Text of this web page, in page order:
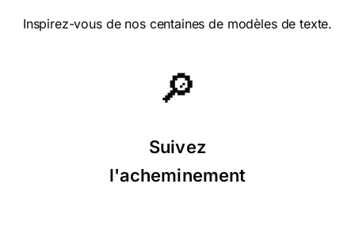
son côté ancien
Inspirez-vous de nos centaines de modèles de texte.
🔎
Suivez
l'acheminement